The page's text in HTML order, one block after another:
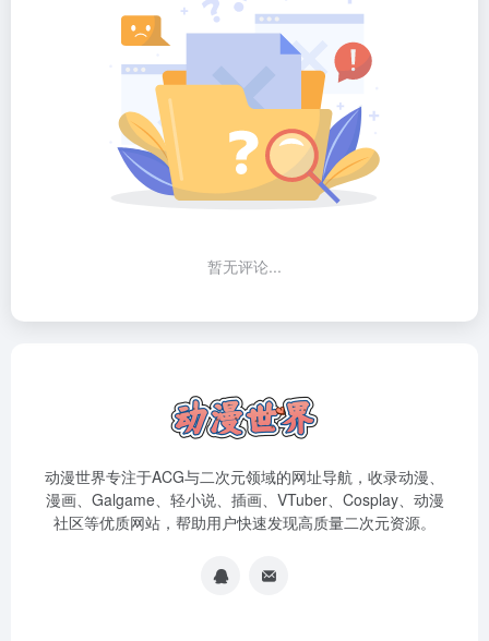
暂无评论...
动漫世界专注于ACG与二次元领域的网址导航，收录动漫、
漫画、Galgame、轻小说、插画、VTuber、Cosplay、动漫
社区等优质网站，帮助用户快速发现高质量二次元资源。